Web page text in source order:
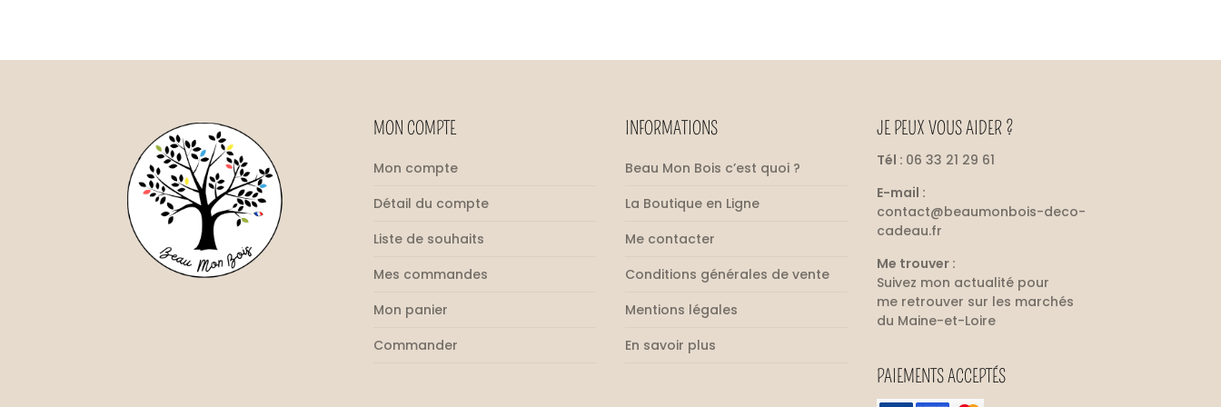
options
choisies
page
MON COMPTE
Mon compte
Détail du compte
Liste de souhaits
Mes commandes
Mon panier
Commander
INFORMATIONS
Beau Mon Bois c’est quoi ?
La Boutique en Ligne
Me contacter
Conditions générales de vente
Mentions légales
En savoir plus
JE PEUX VOUS AIDER ?
Tél : 06 33 21 29 61
E-mail :
contact@beaumonbois-deco-
cadeau.fr
Me trouver :
Suivez mon actualitépour
me retrouver sur les marchés
du Maine-et-Loire
PAIEMENTS ACCEPTÉS